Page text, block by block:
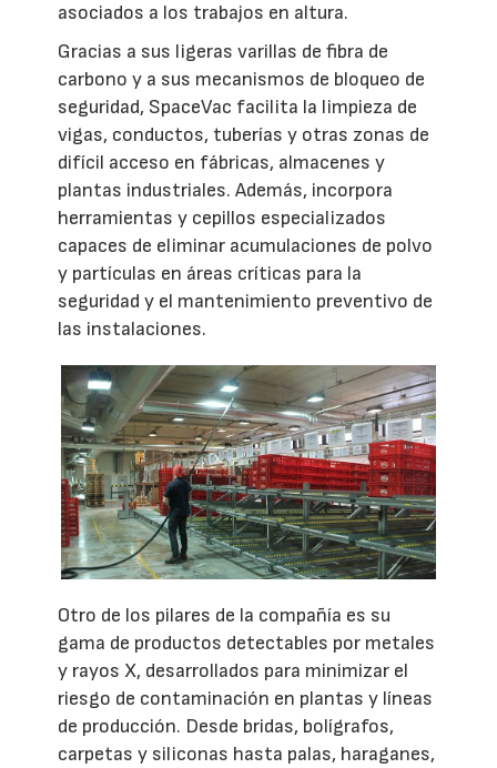
asociados a los trabajos en altura.
Gracias a sus ligeras varillas de fibra de
carbono y a sus mecanismos de bloqueo de
seguridad, SpaceVac facilita la limpieza de
vigas, conductos, tuberías y otras zonas de
difícil acceso en fábricas, almacenes y
plantas industriales. Además, incorpora
herramientas y cepillos especializados
capaces de eliminar acumulaciones de polvo
y partículas en áreas críticas para la
seguridad y el mantenimiento preventivo de
las instalaciones.
Otro de los pilares de la compañía es su
gama de productos detectables por metales
y rayos X, desarrollados para minimizar el
riesgo de contaminación en plantas y líneas
de producción. Desde bridas, bolígrafos,
carpetas y siliconas hasta palas, haraganes,